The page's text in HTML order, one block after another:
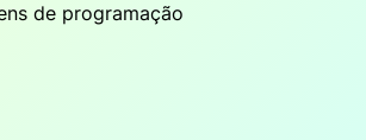
de programação